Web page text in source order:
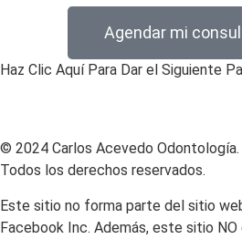
Agendar mi
Haz Clic Aquí Para Dar el Siguiente
© 2024 Carlos Acevedo Odontología.
Todos los derechos reservados.
Este sitio no forma parte del sitio
Facebook Inc. Además, este sitio